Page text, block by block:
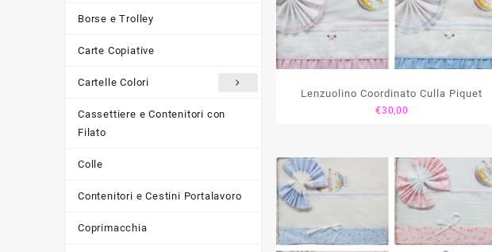
Borse e Trolley
Carte Copiative
Cartelle Colori
Cassettiere e Contenitori con
Filato
Colle
Contenitori e Cestini Portalavoro
Coprimacchia
Lenzuolino Coordinato Culla Piquet
€30,00